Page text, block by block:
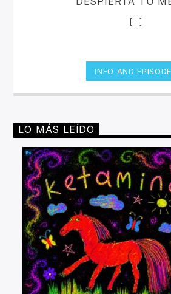
[...]
INFO AND
LO MÁS LEÍDO